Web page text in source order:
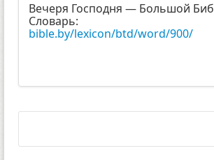
Вечеря Господня — Большой
Словарь:
bible.by/lexicon/btd/word/900/